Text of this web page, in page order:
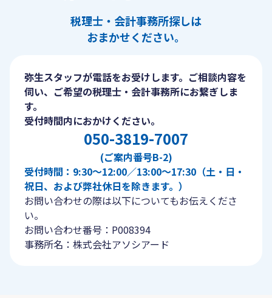
税理士・会計事務所探しは
おまかせください。
弥生スタッフが電話をお受けします。ご相談内容を
伺い、ご希望の税理士・会計事務所にお繋ぎしま
す。
受付時間内におかけください。
050-3819-7007
(ご案内番号B-2)
受付時間：9:30〜12:00／13:00〜17:30（土・日・
祝日、および弊社休日を除きます。）
お問い合わせの際は以下についてもお伝えくださ
い。
お問い合わせ番号：P008394
事務所名：株式会社アソシアード